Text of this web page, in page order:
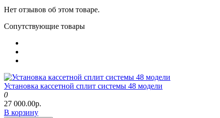
Нет отзывов об этом товаре.
Сопутствующие товары
Установка кассетной сплит системы 48 модели
0
27 000.00р.
В корзину